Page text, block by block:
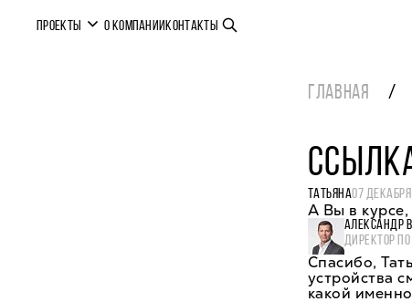
ПРОЕКТЫ О КОМПАНИИКОНТАКТЫ
ГЛАВНАЯ
ТАТЬЯНА07 ДЕКАБРЯ
А Вы в курсе,
АЛЕКСАНДР
ДИРЕКТОР
Спасибо,
устройства
какой